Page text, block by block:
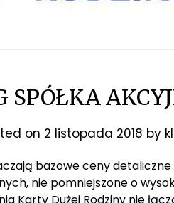
SPÓŁKA
on 2 listopada 2018 by
bazowe ceny
nie pomniejszone o